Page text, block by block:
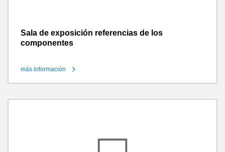
Sala de exposición referencias de los
componentes
más información